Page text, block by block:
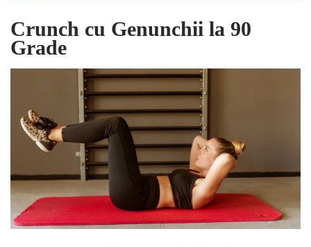
Crunch cu Genunchii la 90
Grade